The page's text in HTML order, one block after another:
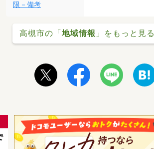
限－備考
高槻市の「地域情報 」をもっと見る